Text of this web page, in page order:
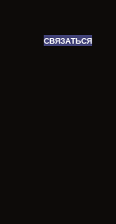
СВЯЗАТЬСЯ